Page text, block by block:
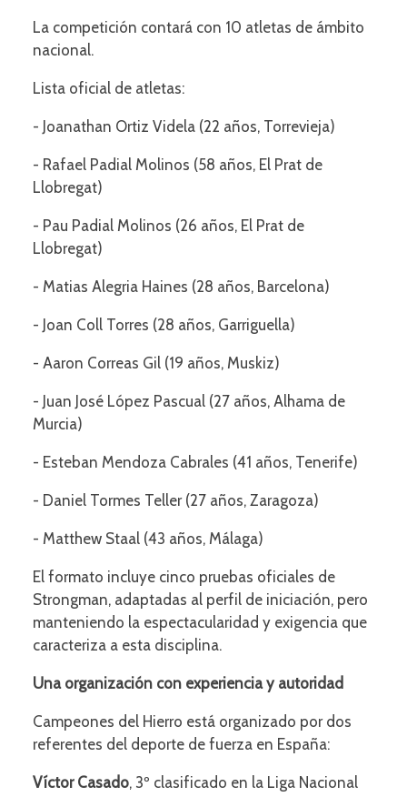
La competición contará con 10 atletas de ámbito
nacional.
Lista oficial de atletas:
- Joanathan Ortiz Videla (22 años, Torrevieja)
- Rafael Padial Molinos (58 años, El Prat de
Llobregat)
- Pau Padial Molinos (26 años, El Prat de
Llobregat)
- Matias Alegria Haines (28 años, Barcelona)
- Joan Coll Torres (28 años, Garriguella)
- Aaron Correas Gil (19 años, Muskiz)
- Juan José López Pascual (27 años, Alhama de
Murcia)
- Esteban Mendoza Cabrales (41 años, Tenerife)
- Daniel Tormes Teller (27 años, Zaragoza)
- Matthew Staal (43 años, Málaga)
El formato incluye cinco pruebas oficiales de
Strongman, adaptadas al perfil de iniciación, pero
manteniendo la espectacularidad y exigencia que
caracteriza a esta disciplina.
Una organización con experiencia y autoridad
Campeones del Hierro está organizado por dos
referentes del deporte de fuerza en España:
Víctor Casado, 3º clasificado en la Liga Nacional